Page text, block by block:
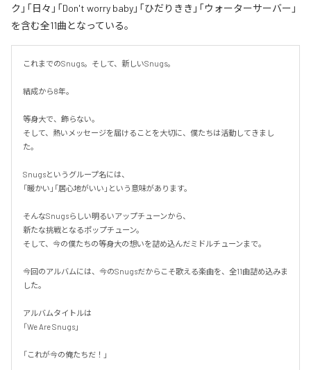
ク」「日々」「Don't worry baby」「ひだりきき」「ウォーターサーバー」
を含む全11曲となっている。
これまでのSnugs。そして、新しいSnugs。
結成から8年。
等身大で、飾らない。
そして、熱いメッセージを届けることを大切に、僕たちは活動してきまし
た。
Snugsというグループ名には、
「暖かい」「居心地がいい」という意味があります。
そんなSnugsらしい明るいアップチューンから、
新たな挑戦となるポップチューン。
そして、今の僕たちの等身大の想いを詰め込んだミドルチューンまで。
今回のアルバムには、今のSnugsだからこそ歌える楽曲を、全11曲詰め込みま
した。
アルバムタイトルは
「We Are Snugs」
「これが今の俺たちだ！」